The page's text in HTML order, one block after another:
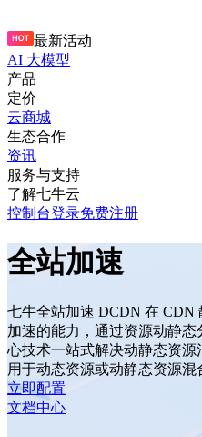
最新活动
AI 大模型
产品
定价
云商城
生态合作
资讯
服务与支持
了解七牛云
控制台登录免费注册
全站加速
七牛全站加速 DCDN 在 CDN
加速的能力，通过资源动静
心技术一站式解决动静态资
用于动态资源或动静态资源混
立即配置
文档中心